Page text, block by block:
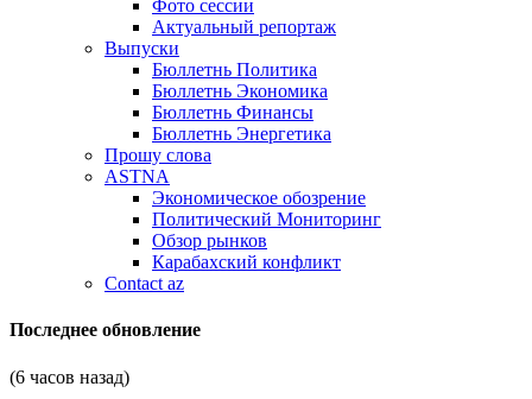
Фото сессии
Актуальный репортаж
Выпуски
Бюллетнь Политика
Бюллетнь Экономика
Бюллетнь Финансы
Бюллетнь Энергетика
Прошу слова
ASTNA
Экономическое обозрение
Политический Мониторинг
Обзор рынков
Карабахский конфликт
Contact az
Последнее обновление
(6 часов назад)